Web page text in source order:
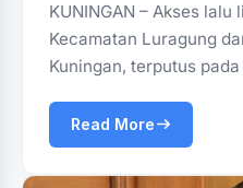
KUNINGAN – Akses
Kecamatan Luragung
Kuningan, terputus
Read More